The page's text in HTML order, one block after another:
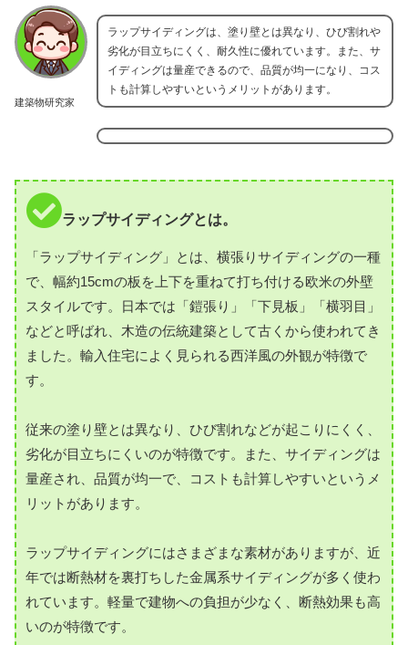
建築物研究家
ラップサイディングは、塗り壁とは異なり、ひび割れや
劣化が目立ちにくく、耐久性に優れています。また、サ
イディングは量産できるので、品質が均一になり、コス
トも計算しやすいというメリットがあります。
ラップサイディングとは。
「ラップサイディング」とは、横張りサイディングの一種
で、幅約15cmの板を上下を重ねて打ち付ける欧米の外壁
スタイルです。日本では「鎧張り」「下見板」「横羽目」
などと呼ばれ、木造の伝統建築として古くから使われてき
ました。輸入住宅によく見られる西洋風の外観が特徴で
す。
従来の塗り壁とは異なり、ひび割れなどが起こりにくく、
劣化が目立ちにくいのが特徴です。また、サイディングは
量産され、品質が均一で、コストも計算しやすいというメ
リットがあります。
ラップサイディングにはさまざまな素材がありますが、近
年では断熱材を裏打ちした金属系サイディングが多く使わ
れています。軽量で建物への負担が少なく、断熱効果も高
いのが特徴です。